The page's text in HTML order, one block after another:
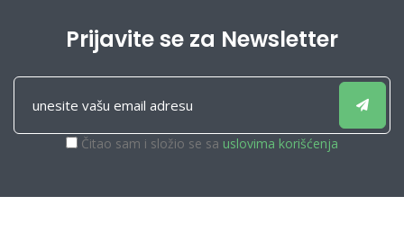
Prijavite se za Newsletter
Čitao sam i složio se sa uslovima korišćenja